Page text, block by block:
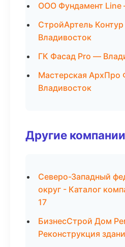
ООО Фундамент Line
СтройАртель
Владивосток
ГК Фасад Pro —
Мастерская АрхПро
Владивосток
Другие компании
Северо-Западный
округ - Каталог
17
БизнесСтрой Дом
Реконструкция